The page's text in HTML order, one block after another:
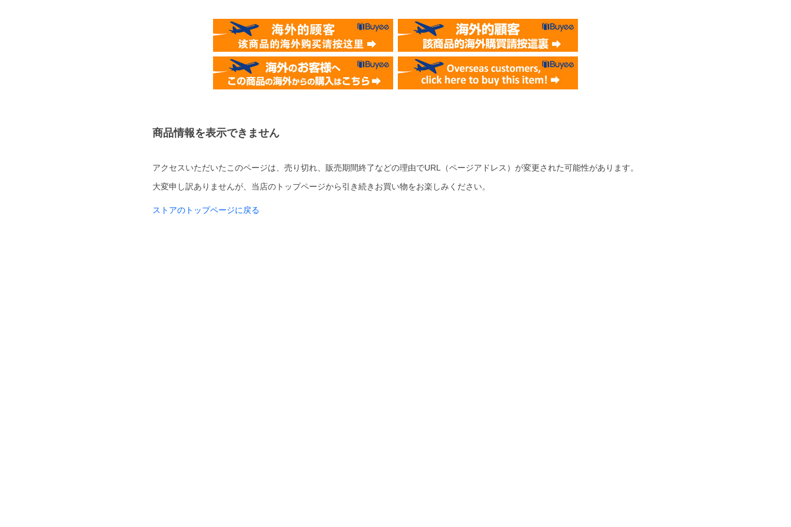
商品情報を表示できません
アクセスいただいたこのページは、売り切れ、販売期間終了などの理由でURL（ページアドレス）が変更された可能性があります。
大変申し訳ありませんが、当店のトップページから引き続きお買い物をお楽しみください。
ストアのトップページに戻る